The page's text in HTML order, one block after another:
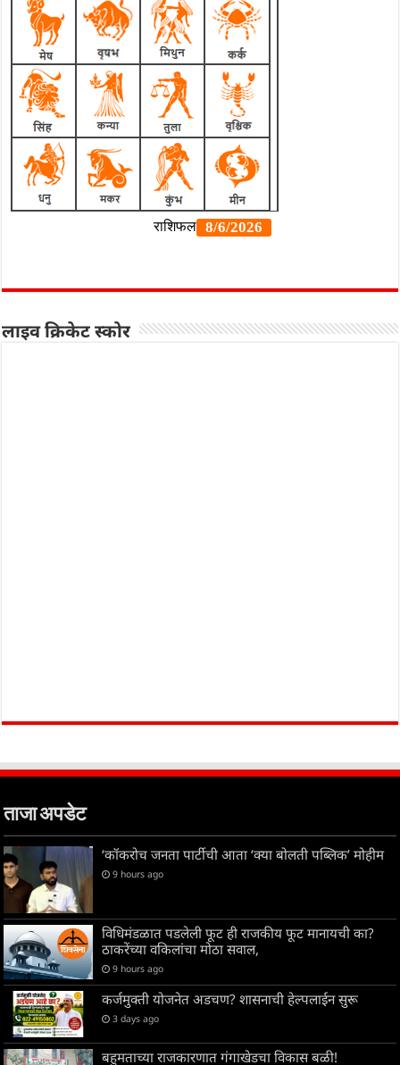
लाइव क्रिकेट स्कोर
ताजा अपडेट
‘कॉकरोच जनता पार्टीची आता ‘क्या बोलती पब्लिक’ मोहीम
9 hours ago
विधिमंडळात पडलेली फूट ही राजकीय फूट मानायची का?
ठाकरेंच्या वकिलांचा मोठा सवाल,
9 hours ago
कर्जमुक्ती योजनेत अडचण? शासनाची हेल्पलाईन सुरू
3 days ago
बहुमताच्या राजकारणात गंगाखेडचा विकास बळी!